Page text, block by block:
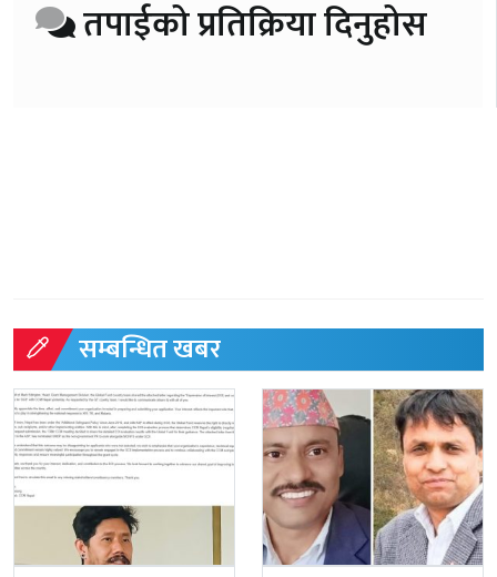
तपाईको प्रतिक्रिया दिनुहोस
सम्बन्धित खबर